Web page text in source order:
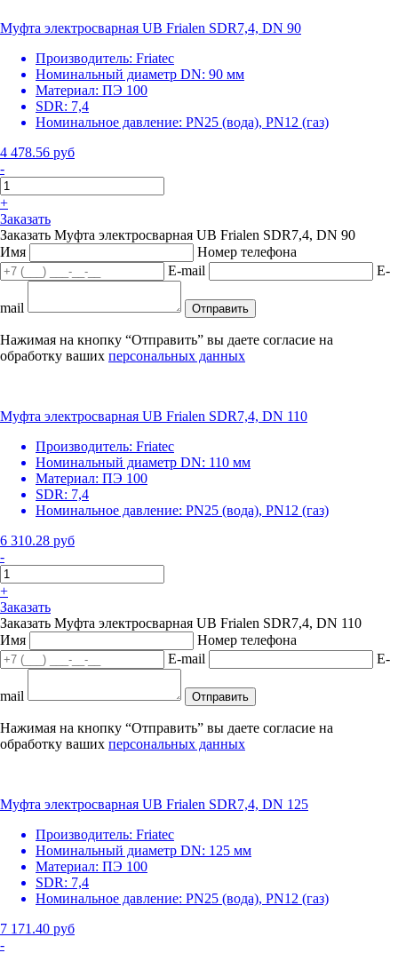
Муфта электросварная UB Frialen SDR7,4, DN 90
Производитель: Friatec
Номинальный диаметр DN: 90 мм
Материал: ПЭ 100
SDR: 7,4
Номинальное давление: PN25 (вода), PN12 (газ)
4 478.56 руб
-
+
Заказать
Заказать Муфта электросварная UB Frialen SDR7,4, DN 90
Имя
Номер телефона
E-mail
E-
mail Отправить
Нажимая на кнопку “Отправить” вы даете согласие на
обработку ваших персональных данных
Муфта электросварная UB Frialen SDR7,4, DN 110
Производитель: Friatec
Номинальный диаметр DN: 110 мм
Материал: ПЭ 100
SDR: 7,4
Номинальное давление: PN25 (вода), PN12 (газ)
6 310.28 руб
-
+
Заказать
Заказать Муфта электросварная UB Frialen SDR7,4, DN 110
Имя
Номер телефона
E-mail
E-
mail Отправить
Нажимая на кнопку “Отправить” вы даете согласие на
обработку ваших персональных данных
Муфта электросварная UB Frialen SDR7,4, DN 125
Производитель: Friatec
Номинальный диаметр DN: 125 мм
Материал: ПЭ 100
SDR: 7,4
Номинальное давление: PN25 (вода), PN12 (газ)
7 171.40 руб
-